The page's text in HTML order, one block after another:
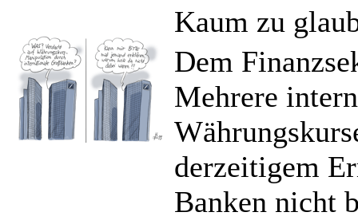
Kaum zu
Dem
Mehrere
derzeitigem
Banken nicht